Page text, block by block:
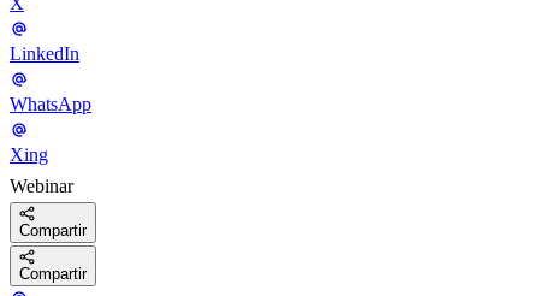
LinkedIn
WhatsApp
Xing
Webinar
Compartir
Compartir